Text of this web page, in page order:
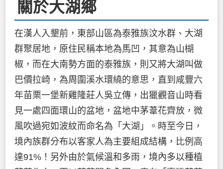
關於大湖鄉
在漢人入墾前，東部山區為泰雅族汶水群、大湖
群聚居地，原住民稱本地為馬凹，其意為山楜
椒，而在大南勢方面的泰雅族，則又將大湖叫做
巴價拉崎，為周圍溪水環繞的意思，直到咸豐六
年苗栗一堡新雞隆莊人吳立傳，出獵觀音山時看
見一處四面環山的盆地，盆地中茅葦花齊放，微
風吹過宛如波紋而命名為「大湖」。時至今日，
境內族群分布以客家人為主要組成結構，比例高
達91%！另外由於氣候溫和多雨，境內多以種植